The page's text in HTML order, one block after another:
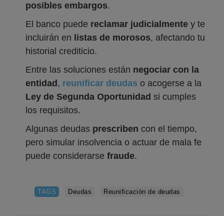
posibles embargos.
El banco puede reclamar judicialmente y te
incluirán en listas de morosos, afectando tu
historial crediticio.
Entre las soluciones están negociar con la
entidad , reunificar deudas o acogerse a la
Ley de Segunda Oportunidad si cumples
los requisitos.
Algunas deudas prescriben con el tiempo,
pero simular insolvencia o actuar de mala fe
puede considerarse fraude.
TAGS Deudas Reunificación de deudas